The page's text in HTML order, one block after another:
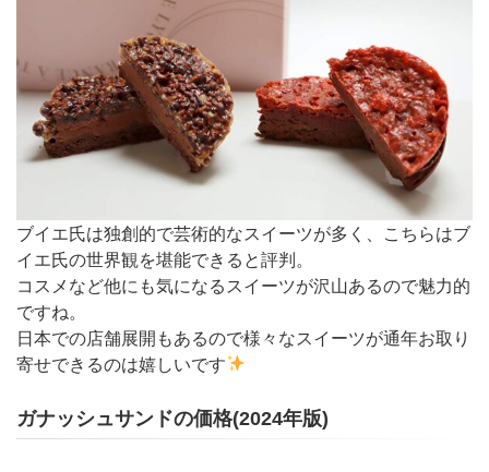
ブイエ氏は独創的で芸術的なスイーツが多く、こちらはブ
イエ氏の世界観を堪能できると評判。
コスメなど他にも気になるスイーツが沢山あるので魅力的
ですね。
日本での店舗展開もあるので様々なスイーツが通年お取り
寄せできるのは嬉しいです
ガナッシュサンドの価格(2024年版)